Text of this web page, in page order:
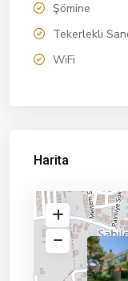
Şömine
Tekerlekli
WiFi
Harita